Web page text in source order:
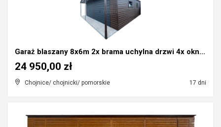
Garaż blaszany 8x6m 2x brama uchylna drzwi 4x okn...
Chojnice/ chojnicki/ pomorskie 17 dni
24 950,00 zł